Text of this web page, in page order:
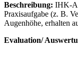
Beschreibung: IHK-
Praxisaufgabe (z. B.
Augenhöhe, erhalten
Evaluation/